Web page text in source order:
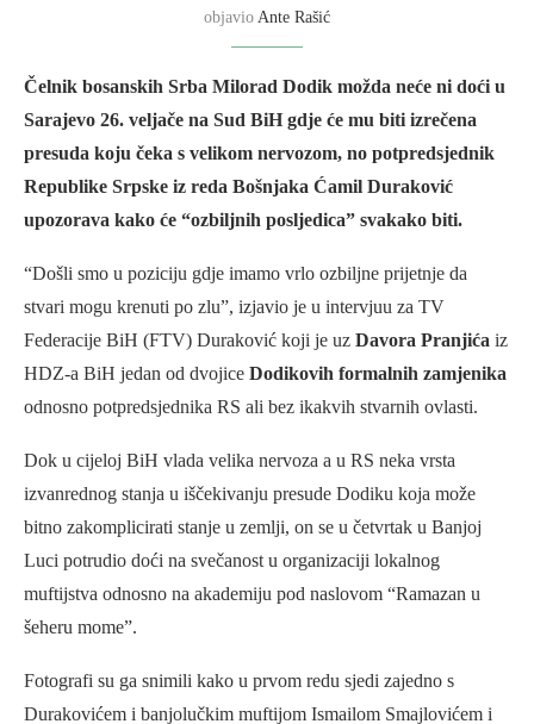
objavio Ante Rašić
Čelnik bosanskih Srba Milorad Dodik možda neće ni doći u
Sarajevo 26. veljače na Sud BiH gdje će mu biti izrečena
presuda koju čeka s velikom nervozom, no potpredsjednik
Republike Srpske iz reda Bošnjaka Ćamil Duraković
upozorava kako će “ozbiljnih posljedica” svakako biti.
“Došli smo u poziciju gdje imamo vrlo ozbiljne prijetnje da
stvari mogu krenuti po zlu”, izjavio je u intervjuu za TV
Federacije BiH (FTV) Duraković koji je uz Davora Pranjića iz
HDZ-a BiH jedan od dvojice Dodikovih formalnih zamjenika
odnosno potpredsjednika RS ali bez ikakvih stvarnih ovlasti.
Dok u cijeloj BiH vlada velika nervoza a u RS neka vrsta
izvanrednog stanja u iščekivanju presude Dodiku koja može
bitno zakomplicirati stanje u zemlji, on se u četvrtak u Banjoj
Luci potrudio doći na svečanost u organizaciji lokalnog
muftijstva odnosno na akademiju pod naslovom “Ramazan u
šeheru mome”.
Fotografi su ga snimili kako u prvom redu sjedi zajedno s
Durakovićem i banjolučkim muftijom Ismailom Smajlovićem i